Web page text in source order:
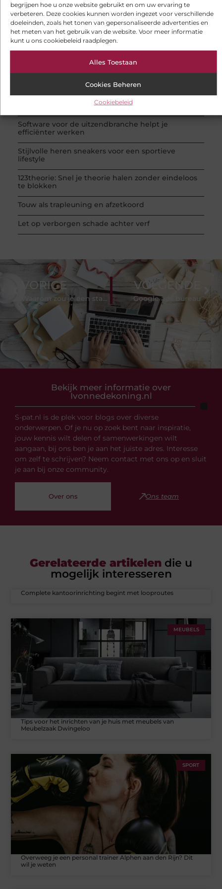
begrijpen hoe u onze website gebruikt en om uw ervaring te
verbeteren. Deze cookies kunnen worden ingezet voor verschillende
doeleinden, zoals het tonen van gepersonaliseerde advertenties en
het meten van het gebruik van de website. Voor meer informatie
kunt u ons cookiebeleid raadplegen.
Alles Toestaan
Cookies Beheren
Cookiebeleid
POPULAIRE ONDERWERPEN
Aanbiedingen
(66 )
Winkelen
Bedrijven
(19 )
RECENTE BERICHTEN
Gesloten aanhanger huren bij JobCar: veilig
vervoer voor elke klus
Software voor de uitzendbranche helpt je
efficiënter werken
Stijlvolle heren sneakers voor een sportieve
lifestyle
123theorie: Snel je theorie halen zonder eindeloos
te blokken
Touw als trapleuning en afzetkoord
Let op verborgen schade achter verf
Bekijk meer informatie over
Ivonnedekoning.nl
S-pat.nl is de plek voor blogs over diverse
onderwerpen. Of je nu op zoek bent naar inspiratie,
jouw kennis wilt delen of samenwerkingen wilt
aangaan, bij ons ben je aan het juiste adres. Interesse
om zelf te schrijven? Neem contact met ons op en sluit
je aan bij onze community.
Over ons Ons team
VORIGE
Waarom zou je een stapelbed kopen?
VOLGENDE
Google ads bureau
Gerelateerde artikelen die u
mogelijk interesseren
Complete kantoorinrichting begint met looproutes
MEUBELS
Tips voor het inrichten van je huis met meubels van
Meubelzaak Dwingeloo
SPORT
Overweeg je een personal trainer Alphen aan den Rijn? Dit
wil je weten